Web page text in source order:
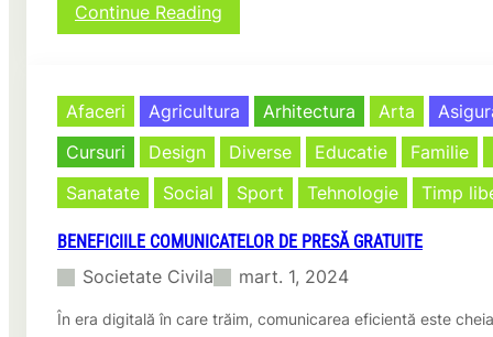
Continue Reading
T
E
N
O
S
o
m
a
n
a
Afaceri Agricultura Arhitectura Arta
Cursuri
Design Diverse Educatie Familie
Sanatate
Social Sport Tehnologie Timp
BENEFICIILE COMUNICATELOR DE PRESĂ GRATUITE
Societate Civila mart. 1, 2024
În era digitală în care trăim, comunicarea eficientă este